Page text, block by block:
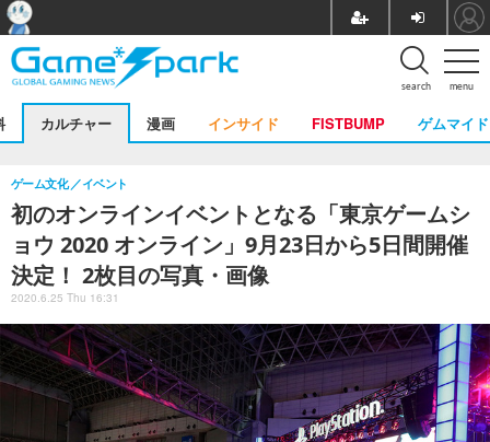
menu
search
カルチャー 漫画 インサイド FISTBUMP ゲムマイド
初のオンラインイベントとなる「東京ゲームシ
ョウ 2020 オンライン」9月23日から5日間開催
決定！ 2枚目の写真・画像
ゲーム文化 イベント
2020.6.25 Thu 16:31